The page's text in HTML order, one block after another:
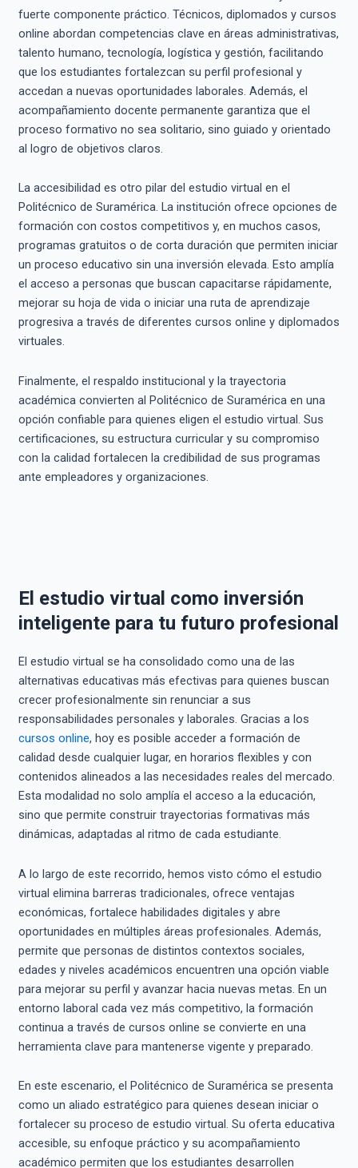
fuerte componente práctico. Técnicos, diplomados y cursos
online abordan competencias clave en áreas administrativas,
talento humano, tecnología, logística y gestión, facilitando
que los estudiantes fortalezcan su perfil profesional y
accedan a nuevas oportunidades laborales. Además, el
acompañamiento docente permanente garantiza que el
proceso formativo no sea solitario, sino guiado y orientado
al logro de objetivos claros.
La accesibilidad es otro pilar del estudio virtual en el
Politécnico de Suramérica. La institución ofrece opciones de
formación con costos competitivos y, en muchos casos,
programas gratuitos o de corta duración que permiten iniciar
un proceso educativo sin una inversión elevada. Esto amplía
el acceso a personas que buscan capacitarse rápidamente,
mejorar su hoja de vida o iniciar una ruta de aprendizaje
progresiva a través de diferentes cursos online y diplomados
virtuales.
Finalmente, el respaldo institucional y la trayectoria
académica convierten al Politécnico de Suramérica en una
opción confiable para quienes eligen el estudio virtual. Sus
certificaciones, su estructura curricular y su compromiso
con la calidad fortalecen la credibilidad de sus programas
ante empleadores y organizaciones.
El estudio virtual como inversión
inteligente para tu futuro profesional
El estudio virtual se ha consolidado como una de las
alternativas educativas más efectivas para quienes buscan
crecer profesionalmente sin renunciar a sus
responsabilidades personales y laborales. Gracias a los
cursos online, hoy es posible acceder a formación de
calidad desde cualquier lugar, en horarios flexibles y con
contenidos alineados a las necesidades reales del mercado.
Esta modalidad no solo amplía el acceso a la educación,
sino que permite construir trayectorias formativas más
dinámicas, adaptadas al ritmo de cada estudiante.
A lo largo de este recorrido, hemos visto cómo el estudio
virtual elimina barreras tradicionales, ofrece ventajas
económicas, fortalece habilidades digitales y abre
oportunidades en múltiples áreas profesionales. Además,
permite que personas de distintos contextos sociales,
edades y niveles académicos encuentren una opción viable
para mejorar su perfil y avanzar hacia nuevas metas. En un
entorno laboral cada vez más competitivo, la formación
continua a través de cursos online se convierte en una
herramienta clave para mantenerse vigente y preparado.
En este escenario, el Politécnico de Suramérica se presenta
como un aliado estratégico para quienes desean iniciar o
fortalecer su proceso de estudio virtual. Su oferta educativa
accesible, su enfoque práctico y su acompañamiento
académico permiten que los estudiantes desarrollen